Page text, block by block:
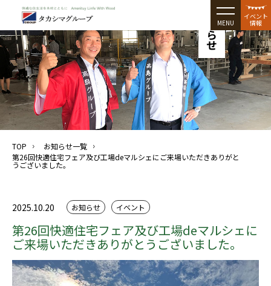
MENU
イベント
情報
お知らせ
TOP
お知らせ一覧
第26回快適住宅フェア及び工場deマルシェにご来場いただきありがと
うございました。
2025.10.20 お知らせ イベント
第26回快適住宅フェア及び工場deマルシェに
ご来場いただきありがとうございました。